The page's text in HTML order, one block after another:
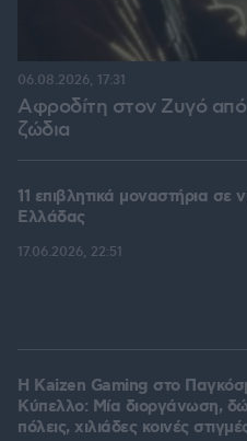
Αφροδίτη στον Ζυγό
ζώδια
06.08.2026, 17:31
11 επιβλητικά μοναστήρια σε
Ελλάδας
17.06.2026, 22:51
H Kaizen Gaming στο
Kύπελλο: Μία διοργάνωση,
πόλεις, χιλιάδες κοινές